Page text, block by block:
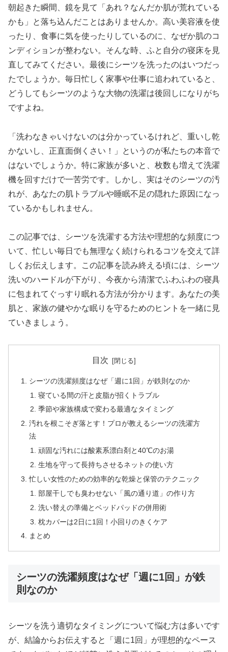
朝起きた瞬間、鏡を見て「あれ？なんだか肌が荒れている
かも」と落ち込んだことはありませんか。高い美容液を使
ったり、食事に気を使ったりしているのに、なぜか肌のコ
ンディションが整わない。そんな時、ふと自分の寝床を見
直してみてください。最後にシーツを洗ったのはいつだっ
たでしょうか。毎日忙しく家事や仕事に追われていると、
どうしてもシーツのような大物の洗濯は後回しになりがち
ですよね。
「洗わなきゃいけないのは分かっているけれど、重いし乾
かないし、正直面倒くさい！」というのが私たちの本音で
はないでしょうか。特に家族が多いと、枚数も増えて洗濯
機を回すだけで一苦労です。しかし、実はそのシーツの汚
れが、あなたの肌トラブルや睡眠不足の隠れた原因になっ
ているかもしれません。
この記事では、シーツを洗濯する方法や理想的な頻度につ
いて、忙しい毎日でも無理なく続けられるコツを交えて詳
しくお伝えします。この記事を読み終える頃には、シーツ
洗いのハードルが下がり、今夜から清潔でふわふわの寝具
に包まれてぐっすり眠れる方法が分かります。あなたの美
肌と、家族の健やかな眠りを守るためのヒントを一緒に見
ていきましょう。
目次
シーツの洗濯頻度はなぜ「週に1回」が鉄則なのか
寝ている間の汗と皮脂が招くトラブル
季節や家族構成で変わる最適なタイミング
汚れを根こそぎ落とす！プロが教えるシーツの洗濯方
法
頑固な汚れには酸素系漂白剤と40℃のお湯
生地を守って長持ちさせるネットの使い方
忙しい女性のための効率的な乾燥と保管のテクニック
部屋干しでも臭わせない「風の通り道」の作り方
洗い替えの準備とベッドパッドの併用術
枕カバーは2日に1回！小回りのきくケア
まとめ
シーツの洗濯頻度はなぜ「週に1回」が鉄
則なのか
シーツを洗う適切なタイミングについて悩む方は多いです
が、結論からお伝えすると「週に1回」が理想的なペース